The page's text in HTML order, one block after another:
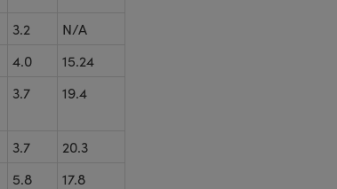
3.2
N/A
4.0
15.24
3.7 19.4
3.7
20.3
5.8 17.8